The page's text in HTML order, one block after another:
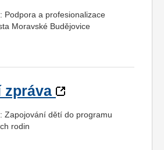
Podpora a profesionalizace
Moravské Budějovice
zpráva
Zapojování dětí do programu
rodin